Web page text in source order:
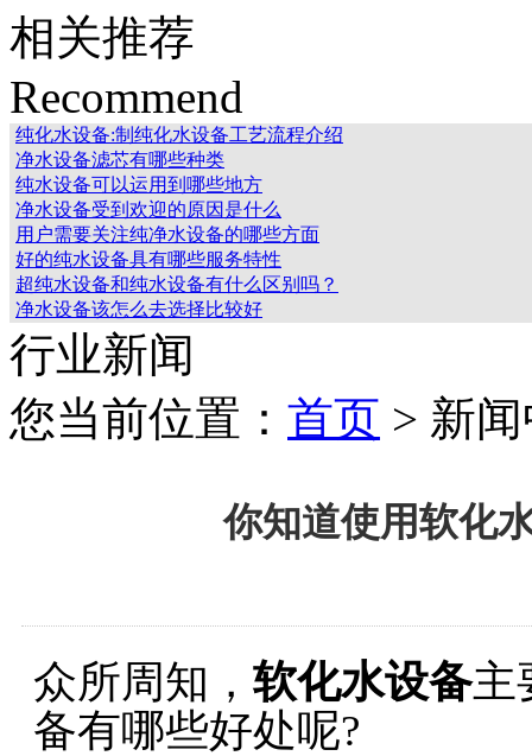
相关推荐
Recommend
纯化水设备:制纯化水设备工艺流程介绍
净水设备滤芯有哪些种类
纯水设备可以运用到哪些地方
净水设备受到欢迎的原因是什么
用户需要关注纯净水设备的哪些方面
好的纯水设备具有哪些服务特性
超纯水设备和纯水设备有什么区别吗？
净水设备该怎么去选择比较好
行业新闻
您当前位置： 首页 > 新
你知道使用软化
众所周知， 软化水设备主
备有哪些好处呢?